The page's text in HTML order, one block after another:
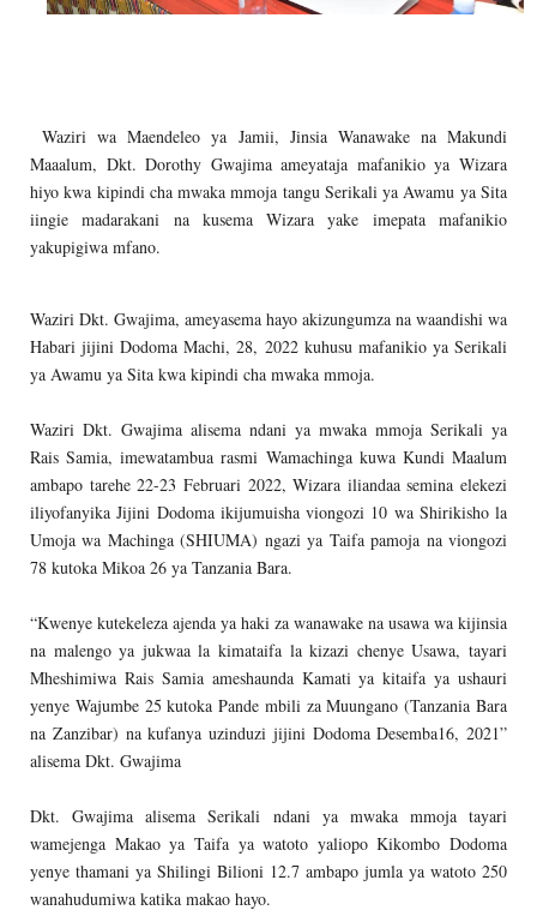
Waziri wa Maendeleo ya Jamii, Jinsia Wanawake na Makundi
Maaalum, Dkt. Dorothy Gwajima ameyataja mafanikio ya Wizara
hiyo kwa kipindi cha mwaka mmoja tangu Serikali ya Awamu ya Sita
iingie madarakani na kusema Wizara yake imepata mafanikio
yakupigiwa mfano.
Waziri Dkt. Gwajima, ameyasema hayo akizungumza na waandishi wa
Habari jijini Dodoma Machi, 28, 2022 kuhusu mafanikio ya Serikali
ya Awamu ya Sita kwa kipindi cha mwaka mmoja.
Waziri Dkt. Gwajima alisema ndani ya mwaka mmoja Serikali ya
Rais Samia, imewatambua rasmi Wamachinga kuwa Kundi Maalum
ambapo tarehe 22-23 Februari 2022, Wizara iliandaa semina elekezi
iliyofanyika Jijini Dodoma ikijumuisha viongozi 10 wa Shirikisho la
Umoja wa Machinga (SHIUMA) ngazi ya Taifa pamoja na viongozi
78 kutoka Mikoa 26 ya Tanzania Bara.
“Kwenye kutekeleza ajenda ya haki za wanawake na usawa wa kijinsia
na malengo ya jukwaa la kimataifa la kizazi chenye Usawa, tayari
Mheshimiwa Rais Samia ameshaunda Kamati ya kitaifa ya ushauri
yenye Wajumbe 25 kutoka Pande mbili za Muungano (Tanzania Bara
na Zanzibar) na kufanya uzinduzi jijini Dodoma Desemba16, 2021”
alisema Dkt. Gwajima
Dkt. Gwajima alisema Serikali ndani ya mwaka mmoja tayari
wamejenga Makao ya Taifa ya watoto yaliopo Kikombo Dodoma
yenye thamani ya Shilingi Bilioni 12.7 ambapo jumla ya watoto 250
wanahudumiwa katika makao hayo.